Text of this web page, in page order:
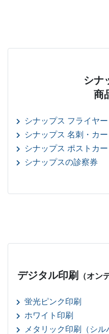
シナ
商
シナップス フライヤ
シナップス 名刺・カ
シナップス ポストカ
シナップスの診察券
デジタル印刷 （オン
蛍光ピンク印刷
ホワイト印刷
メタリック印刷（シル